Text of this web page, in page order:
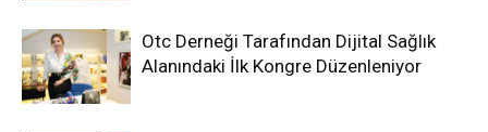
Otc Derneği Tarafından Dijital Sağlık
Alanındaki İlk Kongre Düzenleniyor